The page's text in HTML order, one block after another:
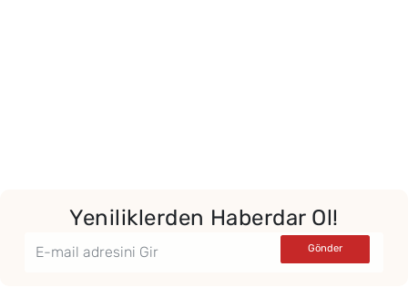
Yeniliklerden Haberdar Ol!